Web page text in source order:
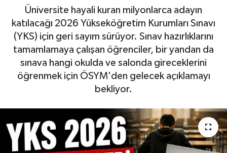
Üniversite hayali kuran milyonlarca adayın
katılacağı 2026 Yükseköğretim Kurumları Sınavı
(YKS) için geri sayım sürüyor. Sınav hazırlıklarını
tamamlamaya çalışan öğrenciler, bir yandan da
sınava hangi okulda ve salonda gireceklerini
öğrenmek için ÖSYM'den gelecek açıklamayı
bekliyor.